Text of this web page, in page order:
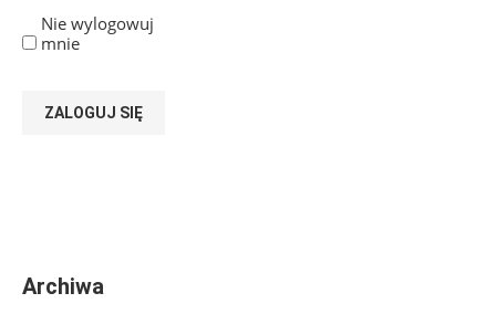
Nie wylogowuj
mnie
ZALOGUJ SIĘ
Archiwa